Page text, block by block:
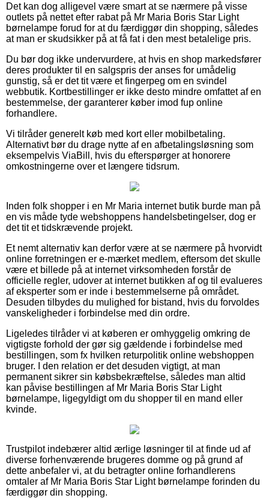
Det kan dog alligevel være smart at se nærmere på visse
outlets på nettet efter rabat på Mr Maria Boris Star Light
børnelampe forud for at du færdiggør din shopping, således
at man er skudsikker på at få fat i den mest betalelige pris.
Du bør dog ikke undervurdere, at hvis en shop markedsfører
deres produkter til en salgspris der anses for umådelig
gunstig, så er det tit være et fingerpeg om en svindel
webbutik. Kortbestillinger er ikke desto mindre omfattet af en
bestemmelse, der garanterer køber imod fup online
forhandlere.
Vi tilråder generelt køb med kort eller mobilbetaling.
Alternativt bør du drage nytte af en afbetalingsløsning som
eksempelvis ViaBill, hvis du efterspørger at honorere
omkostningerne over et længere tidsrum.
Inden folk shopper i en Mr Maria internet butik burde man på
en vis måde tyde webshoppens handelsbetingelser, dog er
det tit et tidskrævende projekt.
Et nemt alternativ kan derfor være at se nærmere på hvorvidt
online forretningen er e-mærket medlem, eftersom det skulle
være et billede på at internet virksomheden forstår de
officielle regler, udover at internet butikken af og til evalueres
af eksperter som er inde i bestemmelserne på området.
Desuden tilbydes du mulighed for bistand, hvis du forvoldes
vanskeligheder i forbindelse med din ordre.
Ligeledes tilråder vi at køberen er omhyggelig omkring de
vigtigste forhold der gør sig gældende i forbindelse med
bestillingen, som fx hvilken returpolitik online webshoppen
bruger. I den relation er det desuden vigtigt, at man
permanent sikrer sin købsbekræftelse, således man altid
kan påvise bestillingen af Mr Maria Boris Star Light
børnelampe, ligegyldigt om du shopper til en mand eller
kvinde.
Trustpilot indebærer altid ærlige løsninger til at finde ud af
diverse forhenværende brugeres domme og på grund af
dette anbefaler vi, at du betragter online forhandlerens
omtaler af Mr Maria Boris Star Light børnelampe forinden du
færdiggør din shopping.